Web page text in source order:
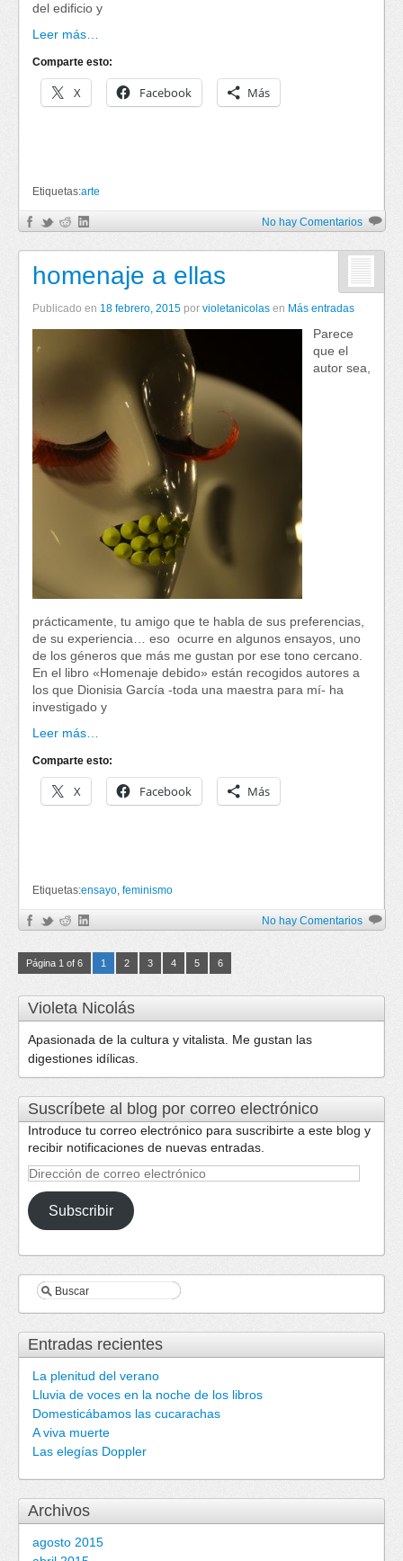
del edificio y
Leer más…
Comparte esto:
X Facebook Más
Etiquetas:arte
No hay Comentarios
homenaje a ellas
Publicado en 18 febrero, 2015 por violetanicolas en Más entradas
Parece
que el
autor sea,
prácticamente, tu amigo que te habla de sus preferencias,
de su experiencia… eso ocurre en algunos ensayos, uno
de los géneros que más me gustan por ese tono cercano.
En el libro «Homenaje debido» están recogidos autores a
los que Dionisia García -toda una maestra para mí- ha
investigado y
Leer más…
Comparte esto:
X Facebook Más
Etiquetas:ensayo, feminismo
No hay Comentarios
Página 1 of 6 1 2 3 4 5 6
Violeta Nicolás
Apasionada de la cultura y vitalista. Me gustan las
digestiones idílicas.
Suscríbete al blog por correo electrónico
Introduce tu correo electrónico para suscribirte a este blog y
recibir notificaciones de nuevas entradas.
Dirección
correo
electrónico
Subscribir
Entradas recientes
La plenitud del verano
Lluvia de voces en la noche de los libros
Domesticábamos las cucarachas
A viva muerte
Las elegías Doppler
Archivos
agosto 2015